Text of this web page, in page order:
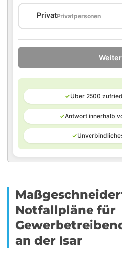
PrivatPrivatpersonen
Weiter
✓Über 2500
✓Antwort innerhalb
✓
Notfallpläne für
an der Isar